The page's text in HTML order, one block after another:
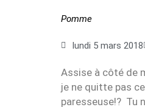
Pomme
lundi 5 mars 2018
Assise à côté de
je ne quitte pas
paresseuse!? Tu